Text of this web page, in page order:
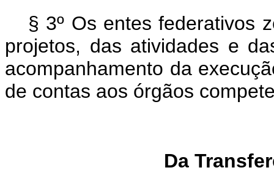
§ 3º Os entes federativos
projetos, das atividades e
acompanhamento da
de contas aos órgãos
Da